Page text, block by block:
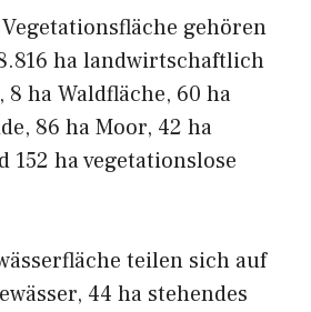
gehören
ha landwirtschaftlich
ha Waldfläche, 60 ha
86 ha Moor, 42 ha
152 ha vegetationslose
teilen sich auf
44 ha stehendes